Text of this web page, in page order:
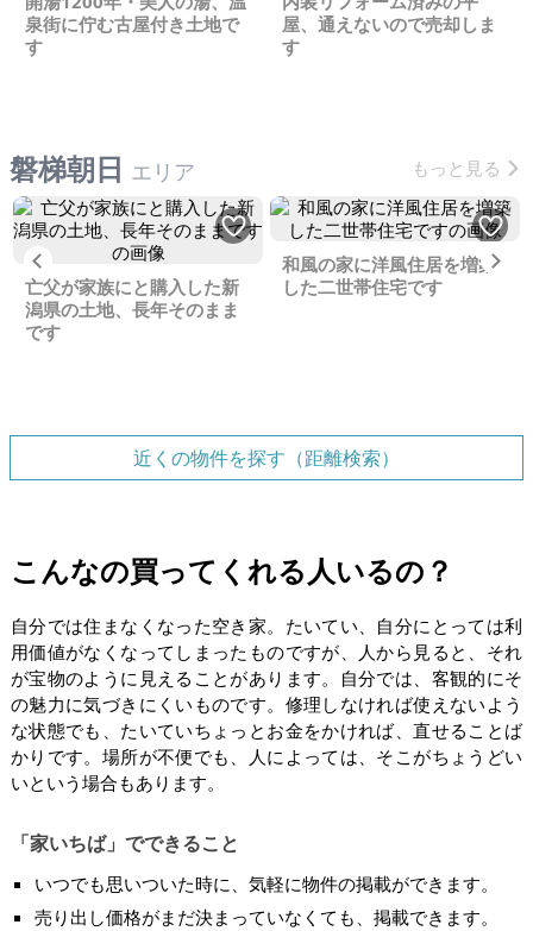
泉街に佇む古屋付き土地で
す
屋、通えないので売却しま
す
磐梯朝日 エリア もっと見る
Previous
亡父が家族にと購入した新
潟県の土地、長年そのまま
です
和風の家に洋風住居を増築
した二世帯住宅です
近くの物件を探す（距離検索）
こんなの買ってくれる人いるの？
自分では住まなくなった空き家。たいてい、自分にとっては利
用価値がなくなってしまったものですが、人から見ると、それ
が宝物のように見えることがあります。自分では、客観的にそ
の魅力に気づきにくいものです。修理しなければ使えないよう
な状態でも、たいていちょっとお金をかければ、直せることば
かりです。場所が不便でも、人によっては、そこがちょうどい
いという場合もあります。
「家いちば」でできること
いつでも思いついた時に、気軽に物件の掲載ができます。
売り出し価格がまだ決まっていなくても、掲載できます。